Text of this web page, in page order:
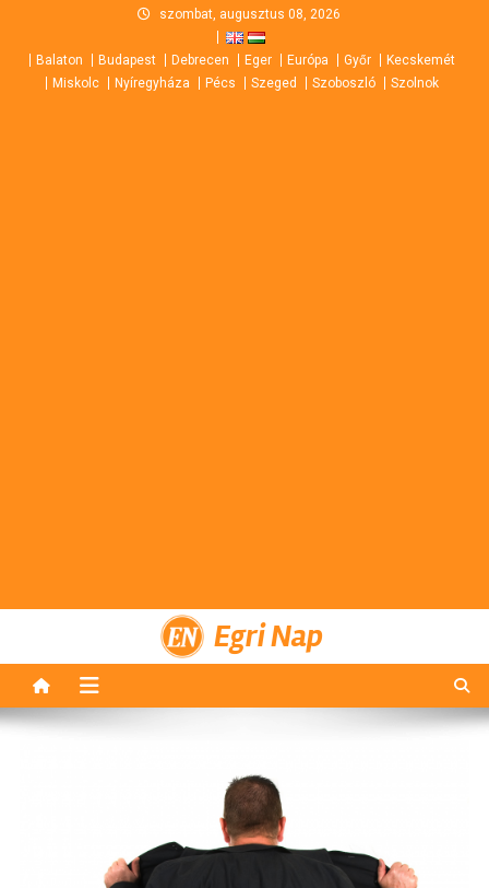
content
szombat, augusztus 08, 2026
Balaton Budapest Debrecen Eger Európa Győr
Kecskemét
Miskolc
Nyíregyháza Pécs Szeged Szoboszló Szolnok
Egri Nap